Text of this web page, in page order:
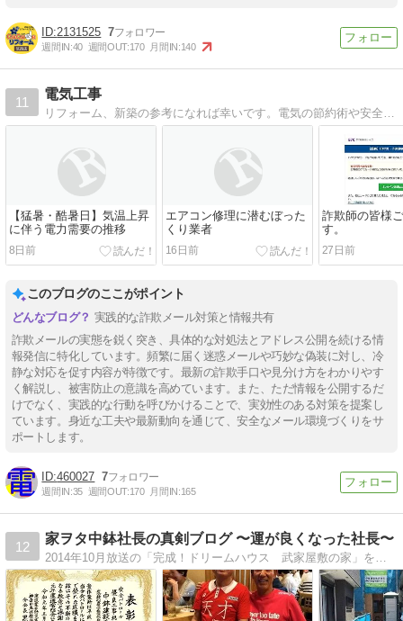
2131525 7
週間IN:40 週間OUT:170 月間IN:140
11
電気工事
【猛暑・酷暑日】気温上昇
に伴う電力需要の推移
8日前
エアコン修理に潜むぼった
くり業者
16日前
詐欺師の皆様
す。
27日前
このブログのここがポイント
実践的な詐欺メール対策と情報共有
詐欺メールの実態を鋭く突き、具体的な対処法とアドレス公開を続ける情
報発信に特化しています。頻繁に届く迷惑メールや巧妙な偽装に対し、冷
静な対応を促す内容が特徴です。最新の詐欺手口や見分け方をわかりやす
く解説し、被害防止の意識を高めています。また、ただ情報を公開するだ
けでなく、実践的な行動を呼びかけることで、実効性のある対策を提案し
ています。身近な工夫や最新動向を通じて、安全なメール環境づくりをサ
ポートします。
460027 7
週間IN:35 週間OUT:170 月間IN:165
12
家ヲタ中鉢社長の真剣ブログ 〜運が良くなった社長〜